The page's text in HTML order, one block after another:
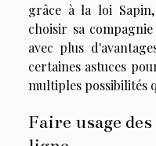
grâce à la loi
choisir sa
avec plus
certaines astuces
multiples possibilités
Faire usage